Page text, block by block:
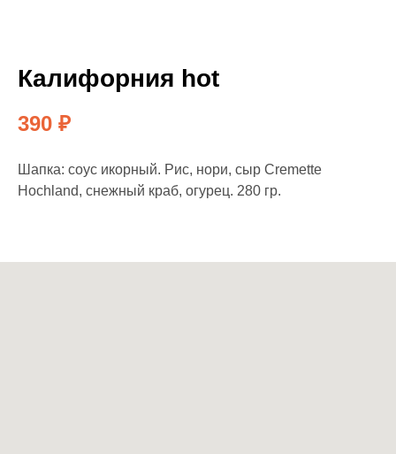
Калифорния hot
390 ₽
Шапка: соус икорный. Рис, нори, сыр Cremette
Hochland, снежный краб, огурец. 280 гр.